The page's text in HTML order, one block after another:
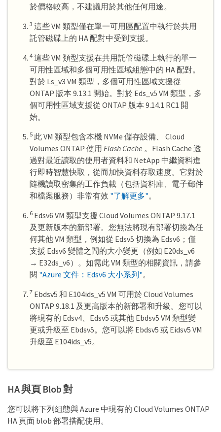
於價格較高，不建議用於其他任何用途。
3 這些 VM 類型僅在單一可用區配置中執行於共用
託管磁碟上的 HA 配對中受到支援。
4 這些 VM 類型支援在共用託管磁碟上執行的單一
可用性區域和多個可用性區域組態中的 HA 配對。
對於 Ls_v3 VM 類型，多個可用性區域支援從
ONTAP 版本 9.13.1 開始。對於 Eds_v5 VM 類型，多
個可用性區域支援從 ONTAP 版本 9.14.1 RC1 開
始。
5 此 VM 類型包含本機 NVMe 儲存設備、 Cloud
Volumes ONTAP 使用 Flash Cache 。Flash Cache 透
過對最近讀取的使用者資料和 NetApp 中繼資料進
行即時智慧快取，從而加快資料存取速度。它對於
隨機讀取密集的工作負載（包括資料庫、電子郵件
和檔案服務）非常有效 "了解更多"。
6 Edsv6 VM 類型支援 Cloud Volumes ONTAP 9.17.1
及更新版本的新部署。您無法將現有部署切換為任
何其他 VM 類型，例如從 Edsv5 切換為 Edsv6；僅
支援 Edsv6 變體之間的大小變更（例如 E20ds_v6
→ E32ds_v6）。如需此 VM 類型的相關資訊，請參
閱 "Azure 文件：Edsv6 大小系列"。
7 Ebdsv5 和 E104ids_v5 VM 可用於 Cloud Volumes
ONTAP 9.18.1 及更高版本的新部署和升級。您可以
將現有的 Edsv4、Edsv5 或其他 Ebdsv5 VM 類型變
更或升級至 Ebdsv5。您可以將 Ebdsv5 或 Eidsv5 VM
升級至 E104ids_v5。
HA 與頁 Blob 對
您可以將下列組態與 Azure 中現有的 Cloud Volumes ONTAP
HA 頁面 blob 部署搭配使用。